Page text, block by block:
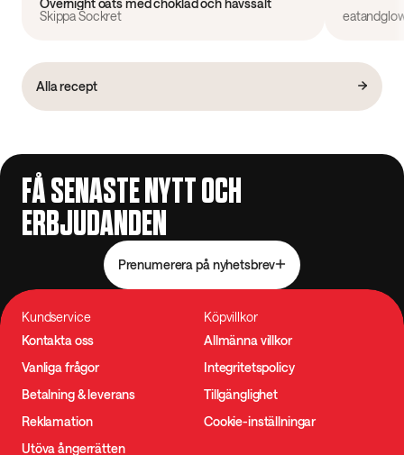
Overnight oats med choklad och havssalt
Skippa Sockret
Alla recept
FÅ SENASTE NYTT OCH
ERBJUDANDEN
Prenumerera på nyhetsbrev
Kundservice
Kontakta oss
Vanliga frågor
Betalning & leverans
Reklamation
Utöva ångerrätten
Köpvillkor
Allmänna villkor
Integritetspolicy
Tillgänglighet
Cookie-inställningar